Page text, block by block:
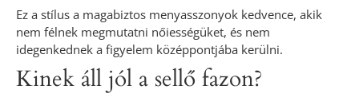
Ez a stílus a magabiztos menyasszonyok kedvence, akik
nem félnek megmutatni nőiességüket, és nem
idegenkednek a figyelem középpontjába kerülni.
Kinek áll jól a sellő fazon?